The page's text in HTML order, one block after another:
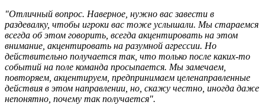
"Отличный вопрос. Наверное, нужно вас завести в
раздевалку, чтобы игроки вас тоже услышали. Мы стараемся
всегда об этом говорить, всегда акцентировать на этом
внимание, акцентировать на разумной агрессии. Но
действительно получается так, что только после каких-то
событий на поле команда просыпается. Мы замечаем,
повторяем, акцентируем, предпринимаем целенаправленные
действия в этом направлении, но, скажу честно, иногда даже
непонятно, почему так получается".